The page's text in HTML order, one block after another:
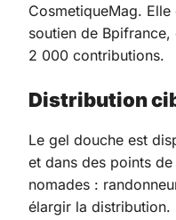
CosmetiqueMag.
soutien de Bpifrance,
2 000 contributions.
Distribution
Le gel douche est
et dans des points
nomades :
élargir la distribution.